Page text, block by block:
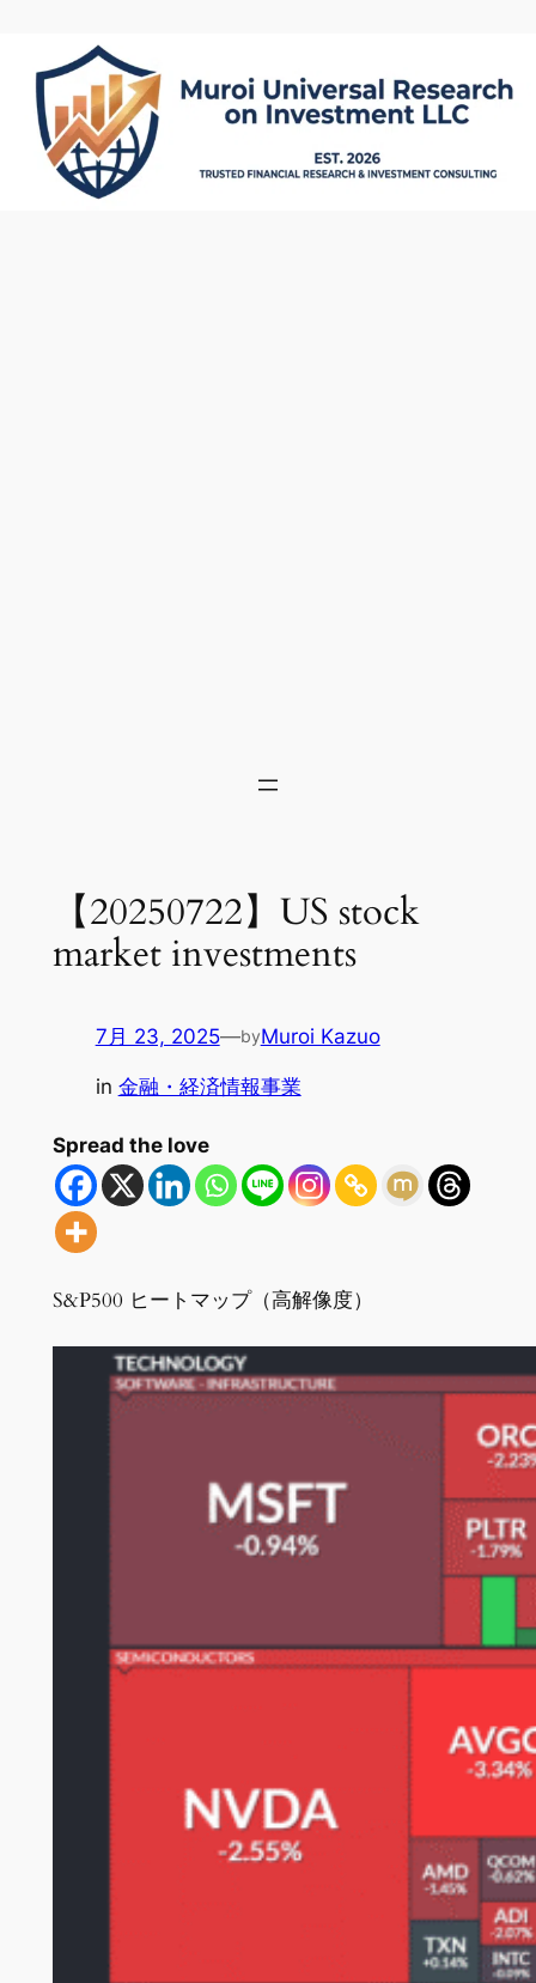
【20250722】US stock
market investments
7月 23, 2025—byMuroi Kazuo
in 金融・経済情報事業
Spread the love
S&P500 ヒートマップ（高解像度）